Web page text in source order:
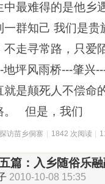
中最难得的是他乡
一群知己 我们是
不走寻常路，只
地坪风雨桥---肇兴
就是颠死人不偿命
。 但是，我们
探访苗乡侗寨 1842 次阅读
篇：入乡随俗乐
2010-10-08 15:35